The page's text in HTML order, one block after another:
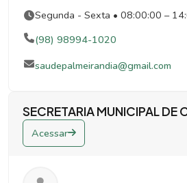
Segunda - Sexta • 08:00:00 –
(98) 98994-1020
saudepalmeirandia@gmail.com
SECRETARIA MUNICIPAL DE
Acessar